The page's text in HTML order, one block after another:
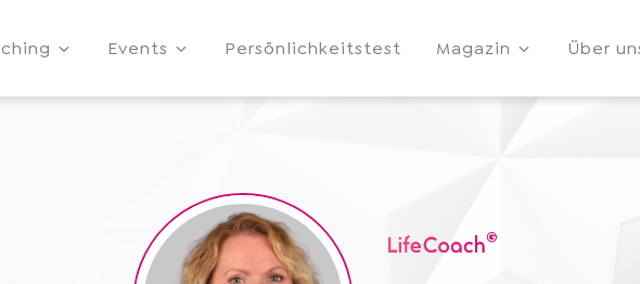
Events Persönlichkeitstest Magazin Über